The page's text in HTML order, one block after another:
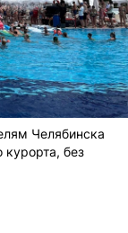
Челябинска
курорта, без